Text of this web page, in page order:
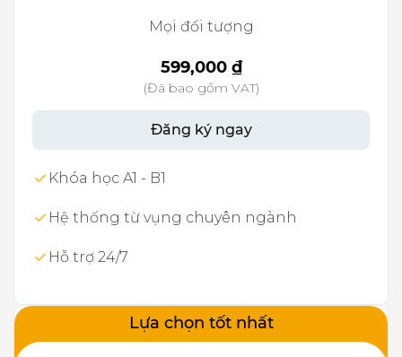
Mọi đối tượng
599,000 ₫
(Đã bao gồm VAT)
Đăng ký ngay
Khóa học A1 - B1
Hệ thống từ vụng chuyên ngành
Hỗ trợ 24/7
Lựa chọn tốt nhất